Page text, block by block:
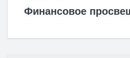
Финансовое